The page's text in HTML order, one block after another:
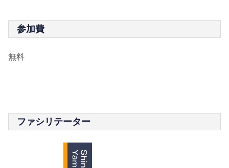
参加費
無料
ファシリテーター